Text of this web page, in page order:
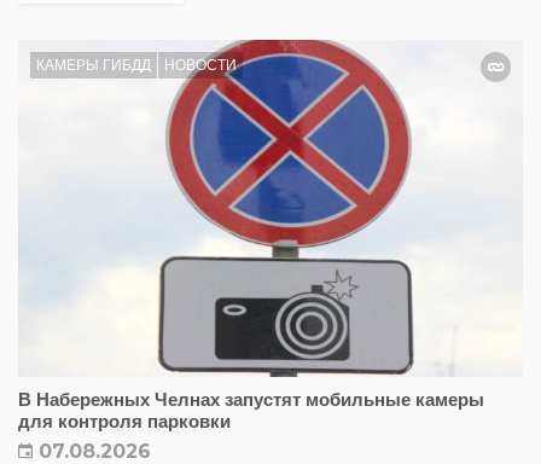
КАМЕРЫ ГИБДД НОВОСТИ
В Набережных Челнах запустят мобильные камеры
для контроля парковки
07.08.2026